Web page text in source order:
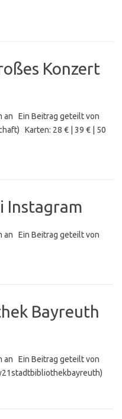
Konzert
an Ein Beitrag geteilt von
Karten: 28 € | 39 € | 50
Instagram
an Ein Beitrag geteilt von
Bayreuth
an Ein Beitrag geteilt von